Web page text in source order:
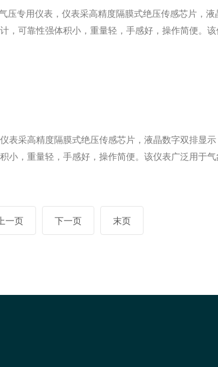
压专用仪表，仪表采高精度隔膜式绝压传感芯片，
，可靠性强体积小，重量轻，手感好，操作简便。
表采高精度隔膜式绝压传感芯片，液晶数字双排显
小，重量轻，手感好，操作简便。该仪表广泛用于
上一页 下一页 末页